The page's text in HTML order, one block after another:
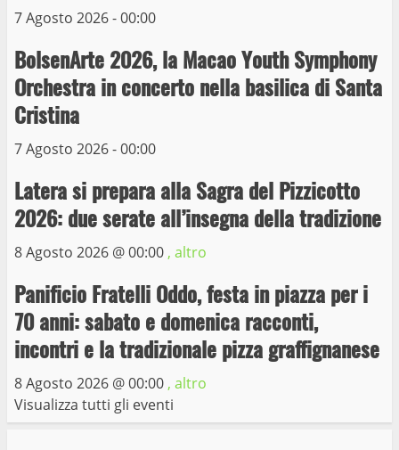
7 Agosto 2026 - 00:00
BolsenArte 2026, la Macao Youth Symphony
Orchestra in concerto nella basilica di Santa
Cristina
7 Agosto 2026 - 00:00
Latera si prepara alla Sagra del Pizzicotto
2026: due serate all’insegna della tradizione
8 Agosto 2026 @00:00 , altro
Panificio Fratelli Oddo, festa in piazza per i
70 anni: sabato e domenica racconti,
incontri e la tradizionale pizza graffignanese
8 Agosto 2026 @00:00 , altro
Visualizza tutti gli eventi
4
10 Maggio 2023
Prorogata la mostra dei bozzetti di
Michelangelo Buonarroti ospitata al
6
Trasporto pubblico locale, trasferimento
capolinea al terminal Riello dal 15 al 17
giugno
15 Giugno 2023
Giochi Sportivi Studenteschi di Atletica a
Viterbo
10 Maggio 2023
I Carabinieri arrestano due giovani per